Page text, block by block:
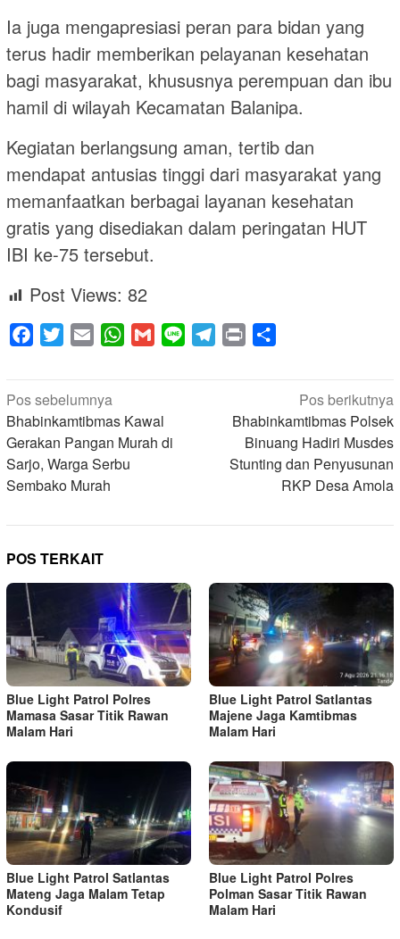
Ia juga mengapresiasi peran para bidan yang
terus hadir memberikan pelayanan kesehatan
bagi masyarakat, khususnya perempuan dan ibu
hamil di wilayah Kecamatan Balanipa.
Kegiatan berlangsung aman, tertib dan
mendapat antusias tinggi dari masyarakat yang
memanfaatkan berbagai layanan kesehatan
gratis yang disediakan dalam peringatan HUT
IBI ke-75 tersebut.
Post Views: 82
Facebook
Twitter Email WhatsApp
Gmail Line Telegram
Print
Navigasi
pos
Pos sebelumnya
Bhabinkamtibmas Kawal
Gerakan Pangan Murah di
Sarjo, Warga Serbu
Sembako Murah
Pos berikutnya
Bhabinkamtibmas Polsek
Binuang Hadiri Musdes
Stunting dan Penyusunan
RKP Desa Amola
POS TERKAIT
Blue Light Patrol Polres
Mamasa Sasar Titik Rawan
Malam Hari
Blue Light Patrol Satlantas
Majene Jaga Kamtibmas
Malam Hari
Blue Light Patrol Satlantas
Mateng Jaga Malam Tetap
Kondusif
Blue Light Patrol Polres
Polman Sasar Titik Rawan
Malam Hari